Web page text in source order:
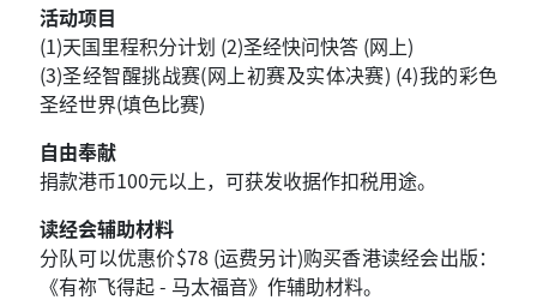
活动项目
(1)天国里程积分计划 (2)圣经快问快答 (网上)
(3)圣经智醒挑战赛(网上初赛及实体决赛) (4)我的彩色
圣经世界(填色比赛)
自由奉献
捐款港币100元以上，可获发收据作扣税用途。
读经会辅助材料
分队可以优惠价$78 (运费另计)购买香港读经会出版：
《有祢飞得起 - 马太福音》作辅助材料。